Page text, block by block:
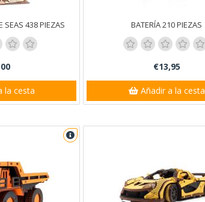
SEAS 438 PIEZAS
la cesta
BATERÍA 210 PIEZAS
€13,95
Añadir a la cesta